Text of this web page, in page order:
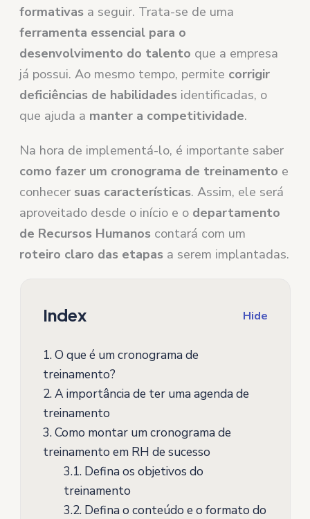
formativas a seguir. Trata-se de uma
ferramenta essencial para o
desenvolvimento do talento que a empresa
já possui. Ao mesmo tempo, permite corrigir
deficiências de habilidades identificadas, o
que ajuda a manter a competitividade.
Na hora de implementá-lo, é importante saber
como fazer um cronograma de treinamento e
conhecer suas características. Assim, ele será
aproveitado desde o início e o departamento
de Recursos Humanos contará com um
roteiro claro das etapas a serem implantadas.
Index Hide
1.O que é um cronograma de
treinamento?
2.A importância de ter uma agenda de
treinamento
3.Como montar um cronograma de
treinamento em RH de sucesso
3.1.Defina os objetivos do
treinamento
3.2.Defina o conteúdo e o formato do